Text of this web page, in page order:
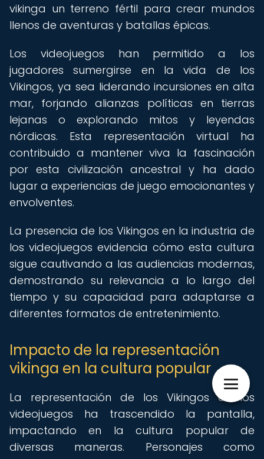
vikinga un terreno fértil para crear mundos
llenos de aventuras y batallas épicas.
Los videojuegos han permitido a los
jugadores sumergirse en la vida de los
Vikingos, ya sea liderando incursiones en alta
mar, forjando alianzas políticas en tierras
lejanas o explorando mitos y leyendas
nórdicas. Esta representación virtual ha
contribuido a mantener viva la fascinación
por esta civilización ancestral y ha dado
lugar a experiencias de juego emocionantes y
envolventes.
La presencia de los Vikingos en la industria de
los videojuegos evidencia cómo esta cultura
sigue cautivando a las audiencias modernas,
demostrando su relevancia a lo largo del
tiempo y su capacidad para adaptarse a
diferentes formatos de entretenimiento.
Impacto de la representación
vikinga en la cultura popular
La representación de los Vikingos en los
videojuegos ha trascendido la pantalla,
impactando en la cultura popular de
diversas maneras. Personajes como